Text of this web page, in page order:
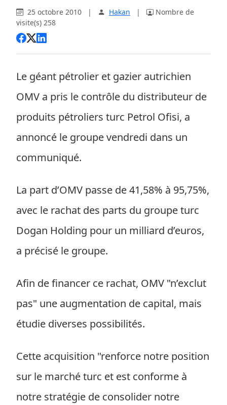
25 octobre 2010 | Hakan |
Nombre de
visite(s) 258
Le géant pétrolier et gazier autrichien
OMV a pris le contrôle du distributeur de
produits pétroliers turc Petrol Ofisi, a
annoncé le groupe vendredi dans un
communiqué.
La part d’OMV passe de 41,58% à 95,75%,
avec le rachat des parts du groupe turc
Dogan Holding pour un milliard d’euros,
a précisé le groupe.
Afin de financer ce rachat, OMV "n’exclut
pas" une augmentation de capital, mais
étudie diverses possibilités.
Cette acquisition "renforce notre position
sur le marché turc et est conforme à
notre stratégie de consolider notre